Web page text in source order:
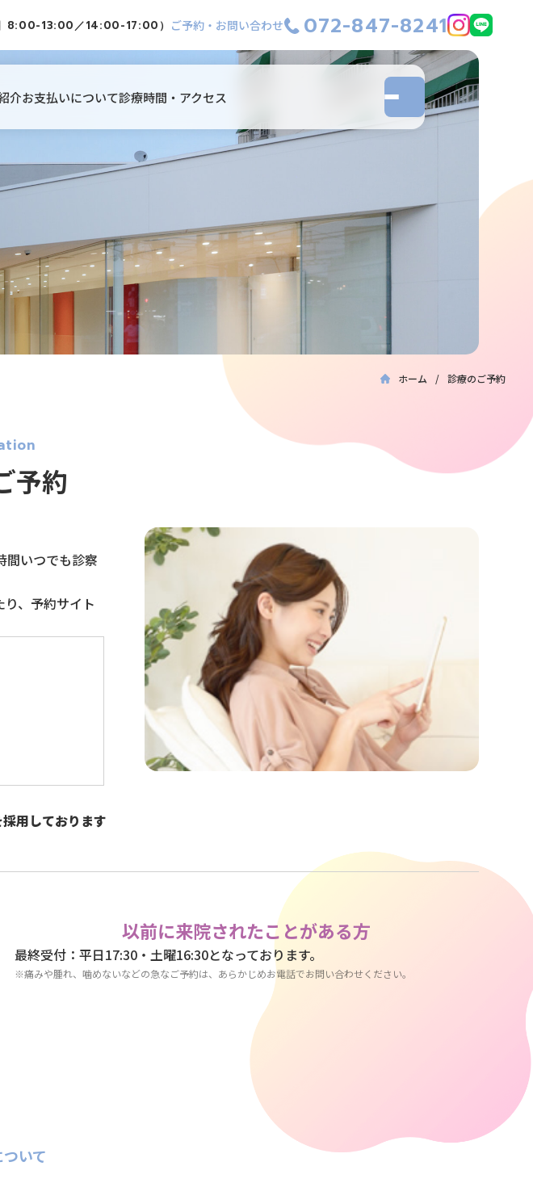
8:00-13:00／14:00-17:00） ご予約・お問い合わせ 072-847-8241
介お支払いについて診療時間・アクセス
ホーム 診療のご予約
予約
間いつでも診察
、予約サイト
用しております
以前に来院されたことがある方
最終受付：平日17:30・土曜16:30となっております。
※痛みや腫れ、噛めないなどの急なご予約は、あらかじめお電話でお問い合わせください。
いて